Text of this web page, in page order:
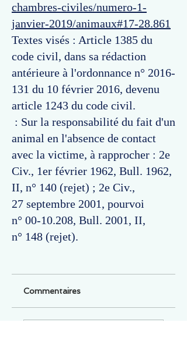
chambres-civiles/numero-1-
janvier-2019/animaux#17-28.861
Textes visés : Article 1385 du
code civil, dans sa rédaction
antérieure à l'ordonnance n° 2016-
131 du 10 février 2016, devenu
article 1243 du code civil.
: Sur la responsabilité du fait d'un
animal en l'absence de contact
avec la victime, à rapprocher : 2e
Civ., 1er février 1962, Bull. 1962,
II, n° 140 (rejet) ; 2e Civ.,
27 septembre 2001, pourvoi
n° 00-10.208, Bull. 2001, II,
n° 148 (rejet).
Commentaires